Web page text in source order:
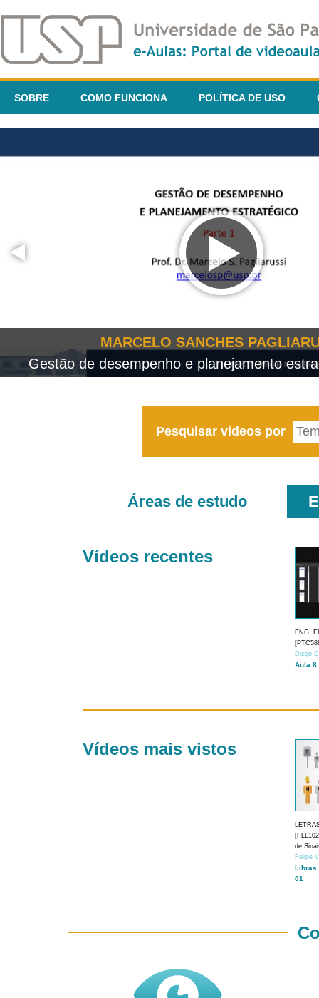
SOBRE COMO FUNCIONA POLÍTICA DE USO
MARCELO SANCHES
Gestão de desempenho e planejamento
Pesquisar vídeos por
Áreas de estudo
Vídeos recentes
ENG.
Diego
Aula 8
Vídeos mais vistos
de
Felipe
Libras
01